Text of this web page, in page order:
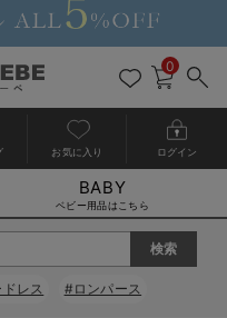
ベビーチェア（ハイローチェア）・ベビーラック
戻る
送料無料アイテム全て
ワンピース
戻る
ブラキャミ おまとめ
戻る
【37周年祭セール】
【37周年祭セール】
戻る
気温差別オススメア
【15℃】3月下旬～
戻る
動きやすく着回しで
戻る
強撚スムース(コスパ
戻る
マタニティウェア
【おまとめ割】パジ
戻る
こだわりの履き心地
カジュアル
戻る
ジャケット派
戻る
出産準備応援割全て
マタニティパジャマ
戻る
【オフィスカジュア
戻る
レギンスタイプ
戻る
【フォーマル】ワン
戻る
【ベビー】長袖
戻る
ハンカチ
戻る
快適ウェア10%OFF
戻る
春のマタニティワン
セットアップ・ レイ
戻る
Gift Selection 出産
〜3,000円（税込）
戻る
冬の冷え対策インナ
薄くてあったか
戻る
入院準備の持ち物チ
入院してすぐ使うグ
戻る
冬のあったか特集全て
【冬のあったか特集
0
お気に入り ログイン
BABY
ベビー用品はこちら
レス #ロンパース